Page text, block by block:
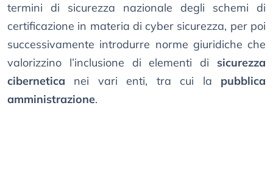
termini di sicurezza nazionale degli schemi di
certificazione in materia di cyber sicurezza, per poi
successivamente introdurre norme giuridiche che
valorizzino l’inclusione di elementi di sicurezza
cibernetica nei vari enti, tra cui la pubblica
amministrazione.